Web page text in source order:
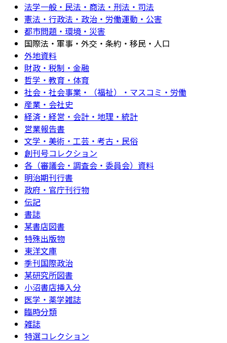
法学一般・民法・商法・刑法・司法
憲法・行政法・政治・労働運動・公害
都市問題・環境・災害
国際法・軍事・外交・条約・移民・人口
外地資料
財政・税制・金融
哲学・教育・体育
社会・社会事業・（福祉）・マスコミ・労働
産業・会社史
経済・経営・会計・地理・統計
営業報告書
文学・美術・工芸・考古・民俗
創刊号コレクション
各（審議会・調査会・委員会）資料
明治期刊行書
政府・官庁刊行物
伝記
書誌
某書店図書
特殊出版物
東洋文庫
季刊国際政治
某研究所図書
小沼書店挿入分
医学・薬学雑誌
臨時分類
雑誌
特選コレクション